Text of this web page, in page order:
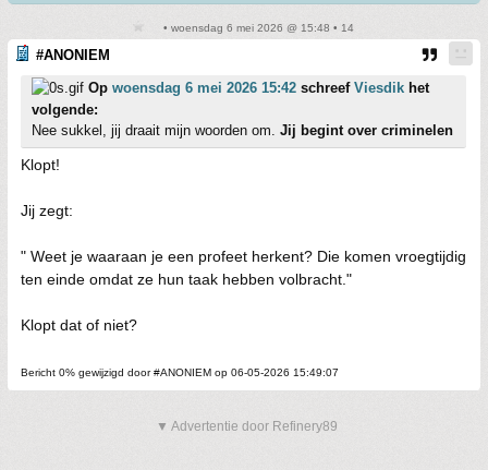
• woensdag 6 mei 2026 @ 15:48 • 14
#ANONIEM
Op woensdag 6 mei 2026 15:42 schreef Viesdik het
volgende:
Nee sukkel, jij draait mijn woorden om. Jij begint over criminelen
Klopt!
Jij zegt:
" Weet je waaraan je een profeet herkent? Die komen vroegtijdig
ten einde omdat ze hun taak hebben volbracht."
Klopt dat of niet?
Bericht 0% gewijzigd door #ANONIEM op 06-05-2026 15:49:07
▼ Advertentie door Refinery89